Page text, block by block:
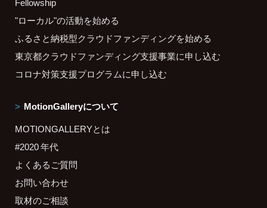
"ローカル"の活動を始める
ふるさと納税型クラウドファンディングを始める
東京都クラウドファンディング支援事業に申し込む
コロナ対策支援プログラムに申し込む
MotionGalleryについて
MOTIONGALLERYとは
#2020 年代
よくあるご質問
お問い合わせ
取材のご相談